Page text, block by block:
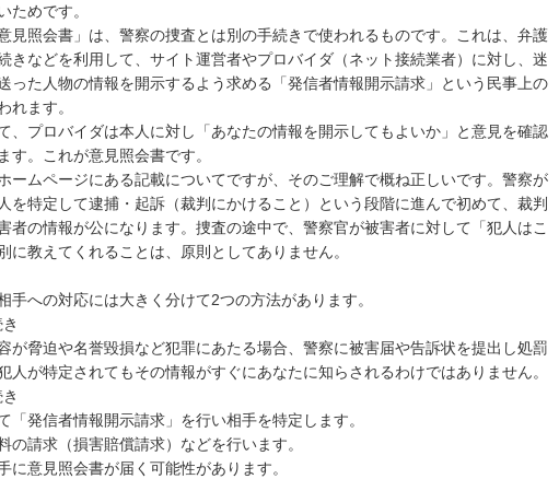
ためです。
見照会書」は、警察の捜査とは別の手続きで使われるものです。これは、弁護
きなどを利用して、サイト運営者やプロバイダ（ネット接続業者）に対し、迷
った人物の情報を開示するよう求める「発信者情報開示請求」という民事上の
れます。
、プロバイダは本人に対し「あなたの情報を開示してもよいか」と意見を確認
す。これが意見照会書です。
ームページにある記載についてですが、そのご理解で概ね正しいです。警察が
を特定して逮捕・起訴（裁判にかけること）という段階に進んで初めて、裁判
者の情報が公になります。捜査の途中で、警察官が被害者に対して「犯人はこ
に教えてくれることは、原則としてありません。
手への対応には大きく分けて2つの方法があります。
が脅迫や名誉毀損など犯罪にあたる場合、警察に被害届や告訴状を提出し処罰
人が特定されてもその情報がすぐにあなたに知らされるわけではありません。
「発信者情報開示請求」を行い相手を特定します。
の請求（損害賠償請求）などを行います。
に意見照会書が届く可能性があります。